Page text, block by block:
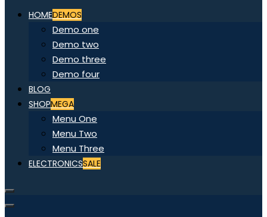
HOMEDEMOS
Demo one
Demo two
Demo three
Demo four
BLOG
SHOPMEGA
Menu One
Menu Two
Menu Three
ELECTRONICSSALE